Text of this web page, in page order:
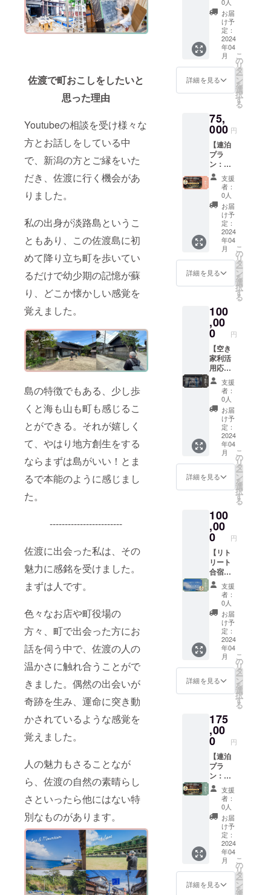
佐渡で町おこしをしたいと
思った理由
Youtubeの相談を受け様々な
方とお話しをしている中
で、新潟の方とご縁をいた
だき、佐渡に行く機会があ
りました。
私の出身が淡路島というこ
ともあり、この佐渡島に初
めて降り立ち町を歩いてい
るだけで幼少期の記憶が蘇
り、どこか懐かしい感覚を
覚えました。
島の特徴でもある、少し歩
くと海も山も町も感じるこ
とができる。それが嬉しく
て、やはり地方創生をする
ならまずは島がいい！とま
るで本能のように感じまし
た。
------------------------
佐渡に出会った私は、その
魅力に感銘を受けました。
まずは人です。
色々なお店や町役場の
方々、町で出会った方にお
話を伺う中で、佐渡の人の
温かさに触れ合うことがで
きました。偶然の出会いが
奇跡を生み、運命に突き動
かされているような感覚を
覚えました。
人の魅力もさることなが
ら、佐渡の自然の素晴らし
さといったら他にはない特
別なものがあります。
ます。
※3 メー
ルなど
で工事
の進
捗、今
後のイ
情報な
どを共
だく予
定で
す。
ります)
宿泊は4
名まで
は支援
金額内
で、そ
れ以上
は要相
談とな
効期限
は発行
日より1
年間と
なり、
使用し
なかっ
た場合
でも、
支援者
様への
返金は
致しか
ねます
のでご
ださ
い。 ※2
実施を
予定
し、
2024年
3月中に
詳細を
ご連絡
いたし
ます。
※3 メー
ルなど
で工事
の進
捗、今
後のイ
ベント
どを共
有させ
定で
す。
で、そ
れ以上
の場合
は要相
談とな
りま
す。有
効期限
は発行
日より1
使用し
なかっ
た場合
でも、
支援者
様への
返金は
致しか
ねます
のでご
了承く
ださ
い。 ※2
2024年
4月中の
予定
し、
詳細を
ご連絡
いたし
ます。
※3 メー
ルなど
で工事
の進
捗、今
後のイ
ベント
情報な
どを共
有させ
ていた
だく予
す。
などで
公開さ
せてい
ただき
ます。
＜掲載
期間＞
空き家
webサ
イトの
topペー
ジに1年
間掲載
させて
いただ
きま
す。 ※2
年目以
降はご
相談と
なりま
す。 ＜
掲載方
法＞ 形
式：ロ
W300×
H150px
以内と
なりま
す。
古民家
ツアー
＋宿泊1
泊権】
●空き家
地方創
生メン
バーの
アテン
ドが付
家ツ
アーと
河崎浪
漫館の
宿泊1泊
分の権
利です
※1 ●
オープ
ニング
レセプ
ション
ご招待
（希望
制）※2
●空き家
地方創
報配信
※3 ※1
2024年
4月下旬
に宿泊
スター
ト予定
です。
(工事の
進行状
況によ
り前後
する場
合があ
ります)
宿泊は4
名まで
は支援
の場合
は要相
談とな
りま
す。有
効期限
は発行
日より1
年間と
なり、
使用し
なかっ
た場合
でも、
支援者
様への
返金は
致しか
ださ
い。 ※2
2024年
4月中の
実施を
予定
し、
2024年
3月中に
詳細を
ご連絡
いたし
ます。
※3 メー
ルなど
で工事
の進
捗、今
お届
け予
定：
2024
年04
月
詳細を見る
こ
の
リ
タ
ー
ン
を
選
択
す
る
75,
000 円
【連泊
プラ
ン：宿
泊3泊
権】 ●
河崎浪
漫館の
宿泊3泊
分の権
利です
※1 ●
オープ
ニング
レセプ
ション
ご招待
制）※2
●空き家
地方創
生株式
会社か
らの情
報配信
※3 ※1
2024年
4月下旬
に宿泊
スター
ト予定
です。
(工事の
進行状
況によ
り前後
する場
合があ
宿泊は4
名まで
は支援
金額内
で、そ
れ以上
の場合
は要相
談とな
りま
す。有
効期限
は発行
日より1
年間と
なり、
使用し
なかっ
た場合
でも、
様への
返金は
致しか
ねます
のでご
了承く
ださ
い。 ※2
2024年
4月中の
実施を
予定
し、
2024年
3月中に
詳細を
ご連絡
いたし
ます。
支援
者：
0人
お届
け予
定：
2024
年04
月
詳細を見る
こ
の
リ
タ
ー
ン
を
選
択
す
る
100
,00
0 円
【空き
家利活
用応
援】 ●
特にリ
ターン
は不要
だが、
空き家
利活用
事業を
応援・
支援し
たいと
いう方
向けの
です。
●オープ
ニング
レセプ
ション
ご招待
（希望
制）※1
●空き家
地方創
生株式
会社か
らの情
報配信
2024年
4月中の
実施を
予定
し、
2月中に
詳細を
ご連絡
いたし
ます。
※2 メー
ルなど
で工事
の進
捗、今
後のイ
ベント
情報な
どを共
有させ
ていた
だく予
定で
す。
支援
者：
0人
お届
け予
定：
2024
年04
月
詳細を見る
こ
の
リ
タ
ー
ン
を
選
択
す
る
100
,00
0 円
【リト
リート
合宿プ
ラン10
名様ま
で ＋ 宿
泊2泊
権】 ●
リト
リート
合宿と
して10
名様ま
でが河
崎浪漫
館に宿
きる権
利です
※1 ●空
き家地
方創生
株式会
社から
の情報
配信 ※3
※1 お食
事が付
かない
プラン
となり
ます
が、別
途5000
円/人で
のご用
支援
者：
0人
お届
け予
定：
2024
年04
月
詳細を見る
こ
の
リ
タ
ー
ン
を
選
択
す
る
175
,00
0 円
【連泊
プラ
ン：宿
泊7泊
権】 ●
河崎浪
漫館の
宿泊5泊
分の権
利です
※1 ●
オープ
ニング
レセプ
ション
支援
者：
0人
お届
け予
定：
2024
年04
月
詳細を見る
こ
の
リ
タ
ー
ン
を